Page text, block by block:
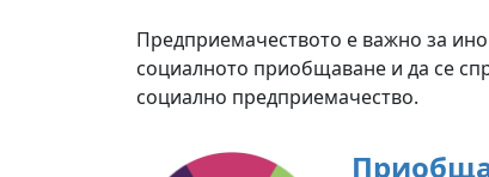
Предприемачеството е важно за
социалното приобщаване и да се
социално предприемачество.